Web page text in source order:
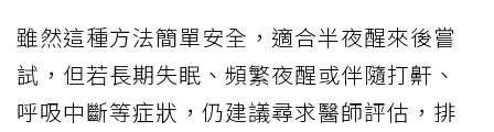
雖然這種方法簡單安全，適合半夜醒來後嘗
試，但若長期失眠、頻繁夜醒或伴隨打鼾、
呼吸中斷等症狀，仍建議尋求醫師評估，排